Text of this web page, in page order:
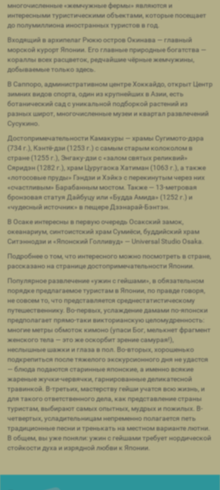
многочисленные «жемчужные фермы» являются и
интересными туристическими объектами, которые посещает
до полумиллиона иностранных туристов в год.
Входящий в архипелаг Рюкю остров Окинава — главный
морской курорт Японии. Его главные природные богатства —
кораллы всех расцветок, редчайшие чёрные жемчужины,
добываемые только здесь.
В Саппоро, административном центре Хоккайдо, открыт Центр
зимних видов спорта, один из крупнейших в Азии, есть
ботанический сад с уникальной подборкой растений из
разных широт, многочисленные музеи и квартал развлечений
Сусукино.
Достопримечательности Камакуры — храмы Сугимото-дэра
(734 г.), Кэнтё-дзи (1253 г.) с самым старым колоколом в
стране (1255 г.), Энгаку-дзи с «залом святых реликвий»
Сяридэн (1282 г.), храм Цуругаока Хатиман (1063 г.), а также
«лотосовые пруды» Гэндзи и Хэйкэ с перекинутым через них
«счастливым» Барабанным мостом. Также — 13-метровая
бронзовая статуя Дайбуцу или «Будда Амида» (1252 г.) и
«чудесный источник» в пещере Дзэнарай-Бэнтэн.
В Осаке интересны в первую очередь Осакский замок,
океанариум, синтоистский храм Сумиёси, буддийский храм
Ситэннодзи и «Японский Голливуд» — Universal Studio Osaka.
Подробнее о том, что интересного можно посмотреть в стране,
рассказано на странице достопримечательности Японии.
Популярное развлечение «ужин с гейшами», в обязательном
порядке предлагаемое туристам в Японии, по правде говоря,
не совсем то, что представляется среднестатистическому
путешественнику. Во-первых, услаждение дамами по-японски
предполагает прямо-таки викторианскую целомудренность:
многие метры обмоток кимоно (упаси Бог, мелькнет фрагмент
женского тела — это же оскорбит зрение самурая!),
неслышные шажки и глаза в пол. Во-вторых, хорошенько
подкрепиться после тяжелого экскурсионного дня не удастся
— блюда подаются старинные японские, а именно всякие
жареные жучки-червячки, гарнированные деликатесной
травинкой. В-третьих, мастерству гейши учатся всю жизнь, и
для такого ответственного дела, как представление страны
туристам, выбирают самых опытных, мудрых и пожилых. В-
четвертых, усладительницам непременно полагается петь
традиционные песни и тренькать на местном варианте лютни.
В общем, вы уже поняли: ужин с гейшами требует нордической
стойкости духа и изрядной любви к Японии.